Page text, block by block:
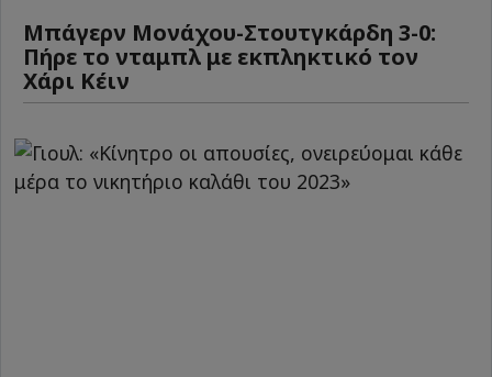
Μπάγερν Μονάχου-Στουτγκάρδη 3-0:
Πήρε το νταμπλ με εκπληκτικό τον
Χάρι Κέιν